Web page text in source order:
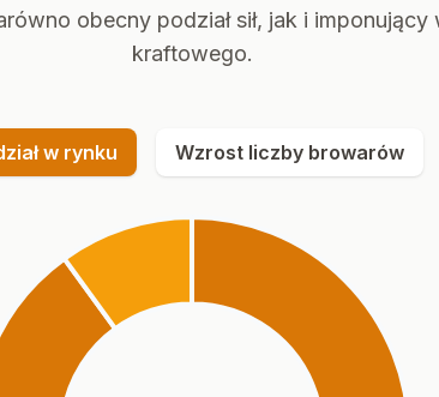
obecny podział sił, jak i imponujący
kraftowego.
w rynku Wzrost liczby browarów